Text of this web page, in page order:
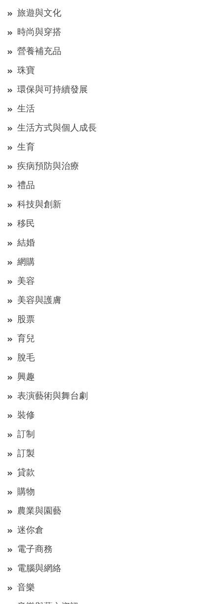
旅遊與文化
時尚與穿搭
營養補充品
珠寶
環保與可持續發展
生活
生活方式與個人成長
生育
疾病預防與治療
禮品
科技與創新
移民
結婚
網購
美容
美容與護膚
股票
育兒
脫毛
興趣
表演藝術與舞台劇
裝修
訂制
訂製
貸款
購物
農業與園藝
迷你倉
電子商務
電腦與網絡
音樂